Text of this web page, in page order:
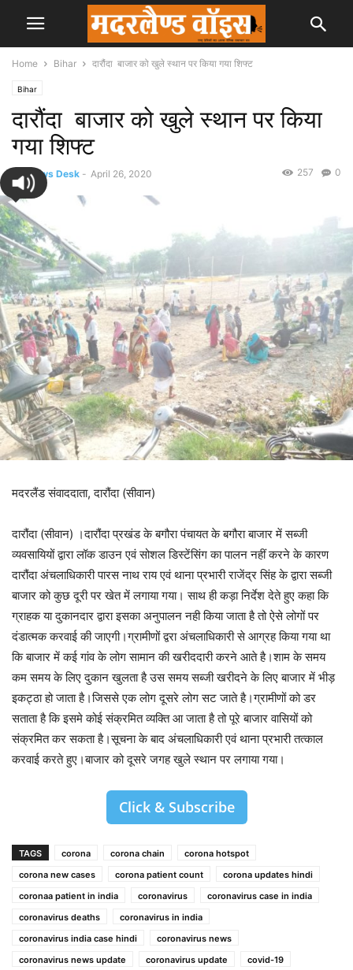
Home Bihar दारौंदा बाजार को खुले स्थान पर किया गया शिफ्ट
Bihar
दारौंदा बाजार को खुले स्थान पर किया
गया शिफ्ट
By News Desk - April 26, 2020 0
257
मदरलैंड संवाददाता, दारौंदा (सीवान)
दारौंदा (सीवान) ।दारौंदा प्रखंड के बगौरा पंचायत के बगौरा बाजार में सब्जी
व्यवसायियों द्वारा लॉक डाउन एवं सोशल डिस्टेंसिंग का पालन नहीं करने के कारण
दारौंदा अंचलाधिकारी पारस नाथ राय एवं थाना प्रभारी राजेंद्र सिंह के द्वारा सब्जी
बाजार को कुछ दूरी पर खेत में लगाया गया। साथ ही कड़ा निर्देश देते हुए कहा कि
ग्राहक या दुकानदार द्वारा इसका अनुपालन नही किया जाता है तो ऐसे लोगों पर
दंडात्मक करवाई की जाएगी।ग्रामीणों द्वरा अंचलाधिकारी से आग्रह किया गया था
कि बाजार में कई गांव के लोग सामान की खरीददारी करने आते है।शाम के समय
कम समय के लिए दुकान खुलता है उस समय सब्जी खरीदने के लिए बाजार में भीड़
इकट्ठा हो जाता है।जिससे एक लोग दूसरे लोग सट जाते है।ग्रामीणों को डर
सताता है कि इसमे कोई संक्रमित व्यक्ति आ जाता है तो पूरे बाजार वासियों को
संक्रमित कर सकता है।सूचना के बाद अंचलाधिकारी एवं थाना प्रभारी तत्काल
करवाई करते हुए।बाजार को दूसरे जगह खुले स्थान पर लगाया गया।
Click & Subscribe
TAGS corona corona chain
corona hotspot
corona new cases
corona patient count
corona updates hindi
coronaa patient in india
coronavirus
coronavirus case in india
coronavirus deaths
coronavirus in india
coronavirus india case hindi
coronavirus news
coronavirus news update
coronavirus update
covid-19